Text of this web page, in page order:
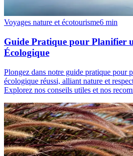
Voyages nature et écotourisme6 min
Guide Pratique pour Planifier
Écologique
Plongez dans notre guide pratique pour
écologique réussi, alliant nature et
Explorez nos conseils utiles et nos